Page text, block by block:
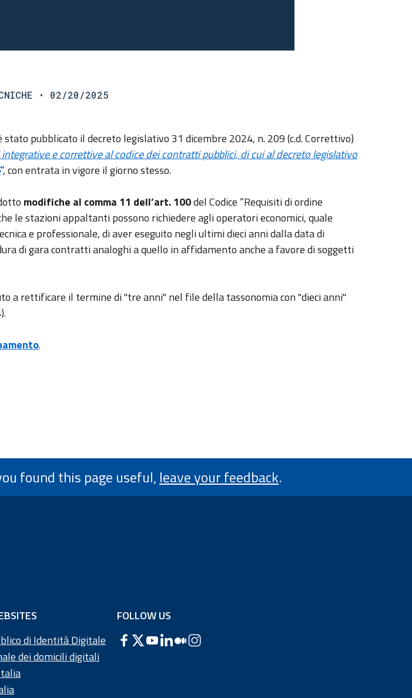
• 02/20/2025
pubblicato il decreto legislativo 31 dicembre 2024, n. 209 (c.d. Correttivo)
e correttive al codice dei contratti pubblici, di cui al decreto legislativo
”, con entrata in vigore il giorno stesso.
modifiche al comma 11 dell’art. 100del Codice “Requisiti di ordine
le stazioni appaltanti possono richiedere agli operatori economici, quale
e professionale, di aver eseguito negli ultimi dieci anni dalla data di
di gara contratti analoghi a quello in affidamento anche a favore di soggetti
a rettificare il termine di "tre anni" nel file della tassonomia con "dieci anni"
.
found this page useful, leave your feedback.
di Identità Digitale
dei domicili digitali
FOLLOW US